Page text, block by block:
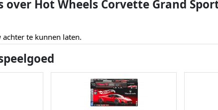
over Hot Wheels Corvette Grand
te kunnen laten.